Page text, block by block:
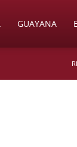
GUAYANA